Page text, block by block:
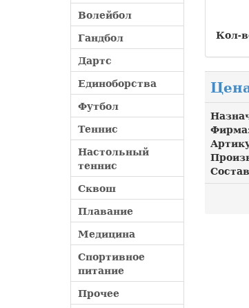
Волейбол
Гандбол
Дартс
Единоборства
Футбол
Теннис
Настольный
теннис
Сквош
Плавание
Медицина
Спортивное
питание
Прочее
Кол-